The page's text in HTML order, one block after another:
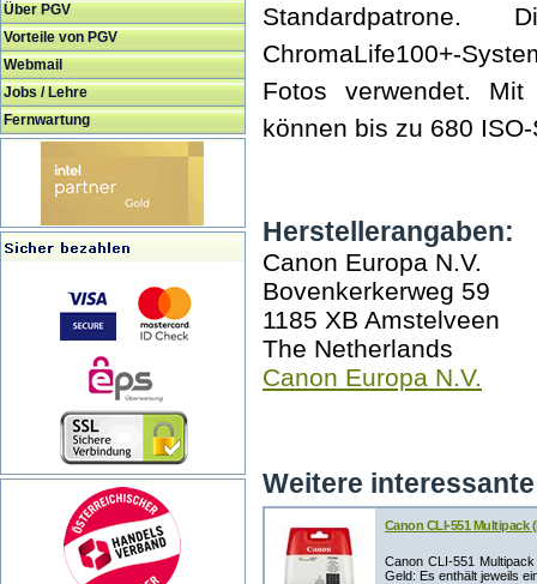
Über PGV
Vorteile von PGV
Webmail
Jobs / Lehre
Fernwartung
ChromaLife100+-
Fotos verwendet.
können bis zu 680
Herstellerangaben:
Canon Europa N.V.
Bovenkerkerweg 59
1185 XB Amstelveen
The Netherlands
Canon Europa N.V.
Weitere
Canon CLI-551 Multipack
Canon CLI-551
Geld: Es enthält jeweils